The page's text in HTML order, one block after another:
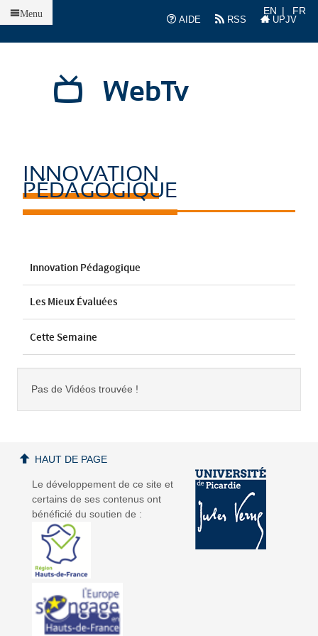
AIDE
RSS UPJV
EN FR
WebTv
Menu
INNOVATION
PÉDAGOGIQUE
Innovation Pédagogique
Les Mieux Évaluées
Cette Semaine
Pas de Vidéos trouvée !
Le développement de ce site et
certains de ses contenus ont
bénéficié du soutien de :
HAUT DE PAGE